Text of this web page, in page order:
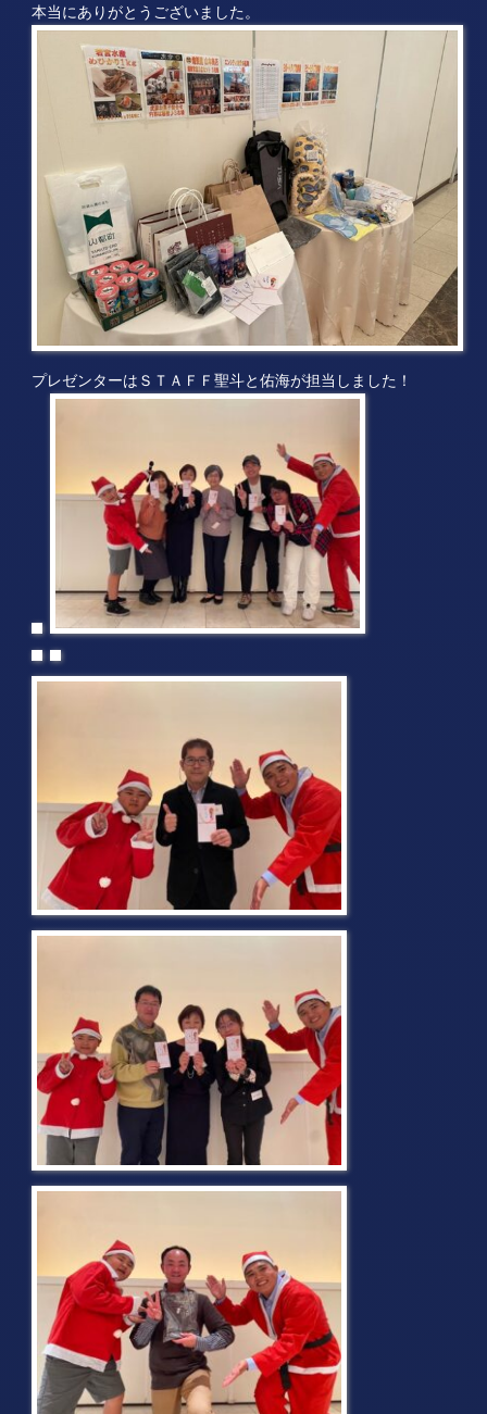
本当にありがとうございました。
プレゼンターはＳＴＡＦＦ聖斗と佑海が担当しました！